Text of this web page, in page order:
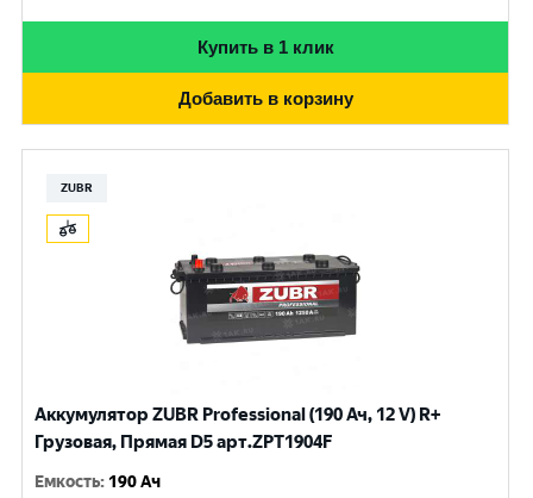
Купить в 1 клик
Добавить в корзину
ZUBR
Аккумулятор ZUBR Professional (190 Ач, 12 V) R+
Грузовая, Прямая D5 арт.ZPT1904F
Емкость: 190 Ач